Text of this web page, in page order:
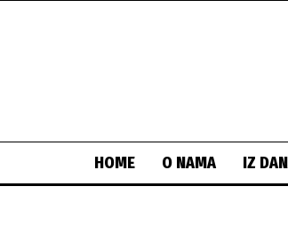
HOME O NAMA IZ